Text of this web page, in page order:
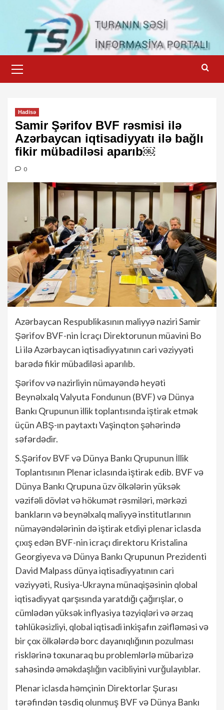
content
Menu
Hadisə
Samir Şərifov BVF rəsmisi ilə
Azərbaycan iqtisadiyyatı ilə bağlı
fikir mübadiləsi aparıb￼
0
Azərbaycan Respublikasının maliyyə naziri Samir
Şərifov BVF-nin İcraçı Direktorunun müavini Bo
Li ilə Azərbaycan iqtisadiyyatının cari vəziyyəti
barədə fikir mübadiləsi aparılıb.
Şərifov və nazirliyin nümayəndə heyəti
Beynəlxalq Valyuta Fondunun (BVF) və Dünya
Bankı Qrupunun illik toplantısında iştirak etmək
üçün ABŞ-ın paytaxtı Vaşinqton şəhərində
səfərdədir.
S.Şərifov BVF və Dünya Bankı Qrupunun İllik
Toplantısının Plenar iclasında iştirak edib. BVF və
Dünya Bankı Qrupuna üzv ölkələrin yüksək
vəzifəli dövlət və hökumət rəsmiləri, mərkəzi
bankların və beynəlxalq maliyyə institutlarının
nümayəndələrinin də iştirak etdiyi plenar iclasda
çıxış edən BVF-nin icraçı direktoru Kristalina
Georgiyeva və Dünya Bankı Qrupunun Prezidenti
David Malpass dünya iqtisadiyyatının cari
vəziyyəti, Rusiya-Ukrayna münaqişəsinin qlobal
iqtisadiyyat qarşısında yaratdığı çağırışlar, o
cümlədən yüksək inflyasiya təzyiqləri və ərzaq
təhlükəsizliyi, qlobal iqtisadi inkişafın zəifləməsi və
bir çox ölkələrdə borc dayanıqlığının pozulması
risklərinə toxunaraq bu problemlərlə mübarizə
sahəsində əməkdaşlığın vacibliyini vurğulayıblar.
Plenar iclasda həmçinin Direktorlar Şurası
tərəfindən təsdiq olunmuş BVF və Dünya Bankı